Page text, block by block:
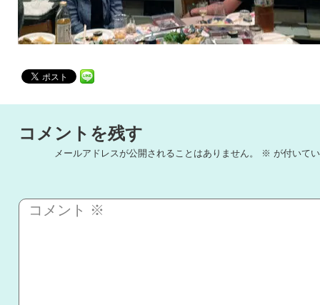
コメントを残す
メールアドレスが公開されることはありません。 ※ が付いて
コメント ※